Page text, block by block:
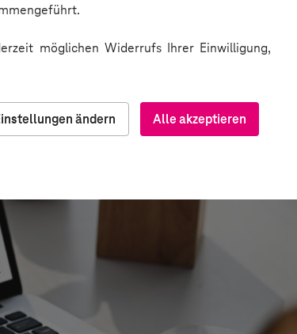
möglichen Widerrufs Ihrer Einwilligung,
Alle akzeptieren
ändern